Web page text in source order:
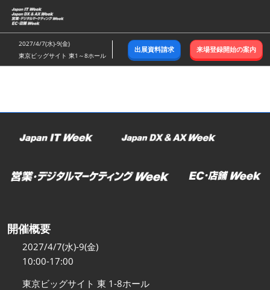
ス
キ
ッ
し
む
2027/4/7(水)-9(金)
東京ビッグサイト 東1～8ホール
出展資料請求 来場登録開始の案内
開催概要
2027/4/7(水)-9(金)
10:00-17:00
東京ビッグサイト 東 1-8ホール